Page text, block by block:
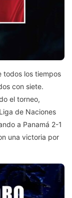
todos los tiempos
con siete.
el torneo,
de Naciones
a Panamá 2-1
una victoria por